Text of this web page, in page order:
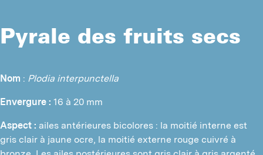
Pyrale des fruits secs
Nom : Plodia interpunctella
Envergure : 16 à 20 mm
Aspect : ailes antérieures bicolores : la moitié interne est
gris clair à jaune ocre, la moitié externe rouge cuivré à